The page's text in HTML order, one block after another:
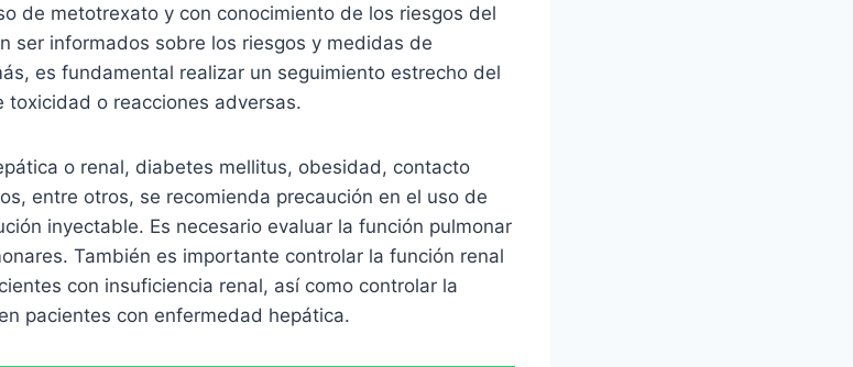
de metotrexato y con conocimiento de los riesgos del
ser informados sobre los riesgos y medidas de
es fundamental realizar un seguimiento estrecho del
o reacciones adversas.
o renal, diabetes mellitus, obesidad, contacto
entre otros, se recomienda precaución en el uso de
inyectable. Es necesario evaluar la función pulmonar
También es importante controlar la función renal
con insuficiencia renal, así como controlar la
pacientes con enfermedad hepática.